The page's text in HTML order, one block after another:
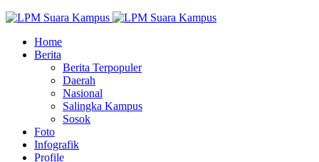
Home
Berita
Berita Terpopuler
Daerah
Nasional
Salingka Kampus
Sosok
Foto
Infografik
Profile